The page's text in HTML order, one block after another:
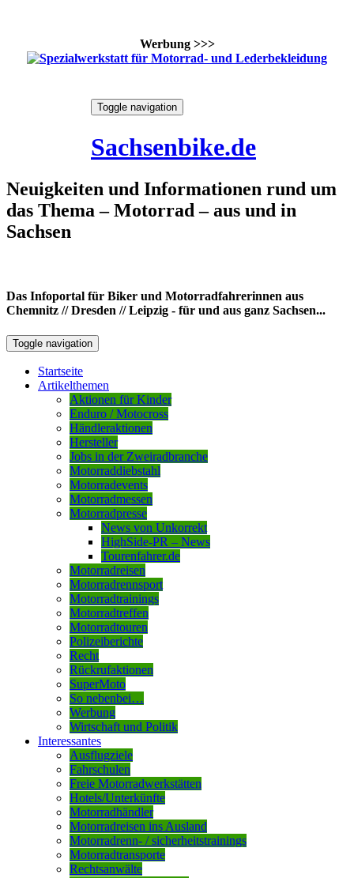
Werbung >>>
Toggle navigation
Sachsenbike.de
Neuigkeiten und Informationen rund um
das Thema – Motorrad – aus und in
Sachsen
Das Infoportal für Biker und Motorradfahrerinnen aus
Chemnitz // Dresden // Leipzig - für und aus ganz Sachsen...
Toggle navigation
Startseite
Artikelthemen
Aktionen für Kinder
Enduro / Motocross
Händleraktionen
Hersteller
Jobs in der Zweiradbranche
Motorraddiebstahl
Motorradevents
Motorradmessen
Motorradpresse
News von Unkorrekt
HighSide-PR – News
Tourenfahrer.de
Motorradreisen
Motorradrennsport
Motorradtrainings
Motorradtreffen
Motorradtouren
Polizeiberichte
Recht
Rückrufaktionen
SuperMoto
So nebenbei…
Werbung
Wirtschaft und Politik
Interessantes
Ausflugziele
Fahrschulen
Freie Motorradwerkstätten
Hotels/Unterkünfte
Motorradhändler
Motorradreisen ins Ausland
Motorradrenn- / sicherheitstrainings
Motorradtransporte
Rechtsanwälte